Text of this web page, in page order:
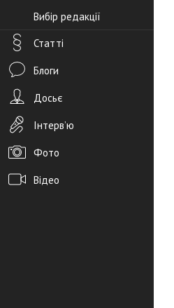
Вибір редакції
Статті
Блоги
Досьє
Інтерв’ю
Фото
Відео